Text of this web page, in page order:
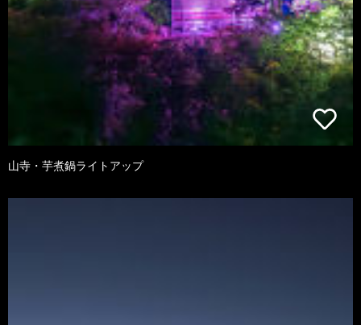
山寺・芋煮鍋ライトアップ